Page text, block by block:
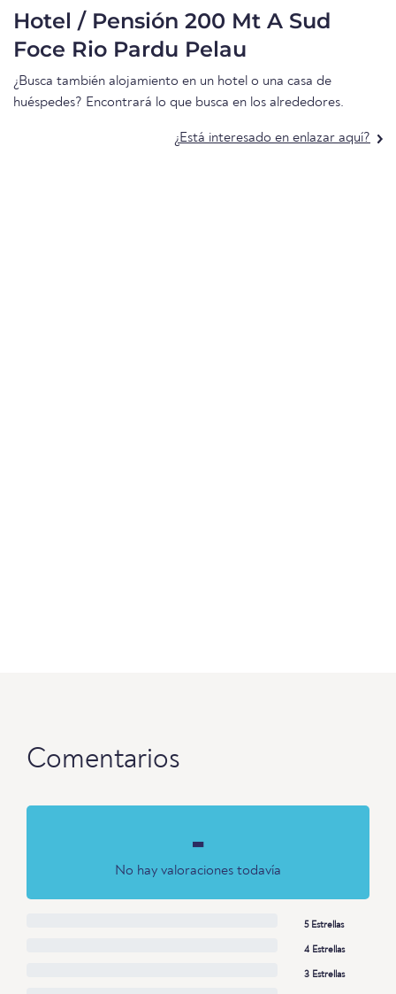
Hotel / Pensión 200 Mt A Sud
Foce Rio Pardu Pelau
¿Busca también alojamiento en un hotel o una casa de
huéspedes? Encontrará lo que busca en los alrededores.
¿Está interesado en enlazar aquí?
Comentarios
-
No hay valoraciones todavía
5 Estrellas
4 Estrellas
3 Estrellas